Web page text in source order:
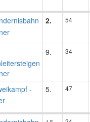
2. 54
9. 34
-
5. 47